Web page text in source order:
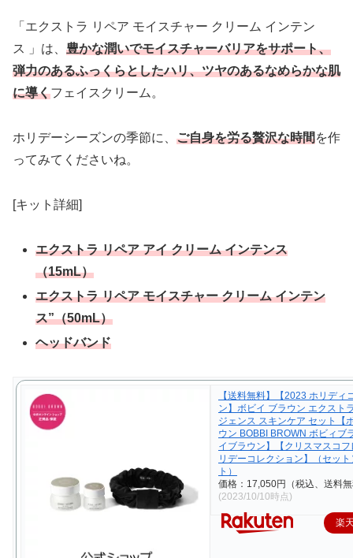
「エクストラ リペア モイスチャー クリーム インテン
ス 」は、 豊かな潤いでモイスチャーバリアをサポート、
弾力のあるふっくらとしたハリ、ツヤのあるなめらかな肌
に導くフェイスクリーム。
ホリデーシーズンの季節に、 ご自身を労る贅沢な時間を作
ってみてくださいね。
[キット詳細]
エクストラ リペア アイ クリーム インテンス
（15mL）
エクストラ リペア モイスチャー クリーム インテン
ス”（50mL）
ヘッドバンド
【送料無料】【2023 ホリディ
ン】ボビイ ブラウン エクスト
ジェンス スキンケア セット【
ウン BOBBI BROWN ボビィブ
イブラウン】【クリスマスコ
リデーコレクション】（セッ
ト）
価格：17,050円（税込、送料
(2023/10/10時点)
楽